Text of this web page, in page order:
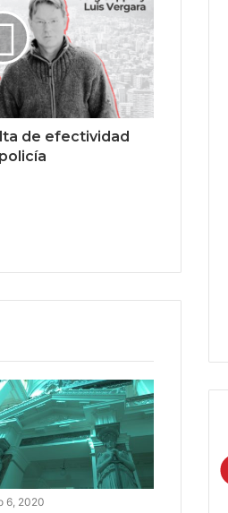
de efectividad
6, 2020